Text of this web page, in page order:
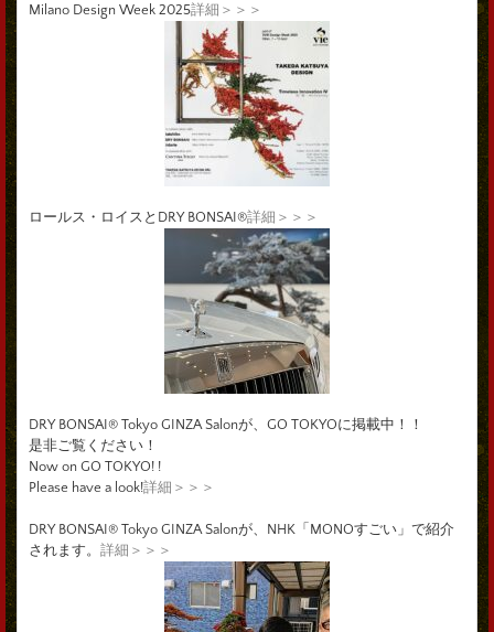
Milano Design Week 2025詳細＞＞＞
ロールス・ロイスとDRY BONSAI®詳細＞＞＞
DRY BONSAI® Tokyo GINZA Salonが、GO TOKYOに掲載中！！
是非ご覧ください！
Now on GO TOKYO! !
Please have a look!詳細＞＞＞
DRY BONSAI® Tokyo GINZA Salonが、NHK「MONOすごい」で紹介
されます。 詳細＞＞＞